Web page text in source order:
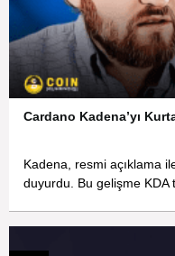
Cardano Kadena’yı
Kadena, resmi açıklama
duyurdu. Bu gelişme KDA